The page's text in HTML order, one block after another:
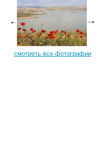
смотреть все фотографии